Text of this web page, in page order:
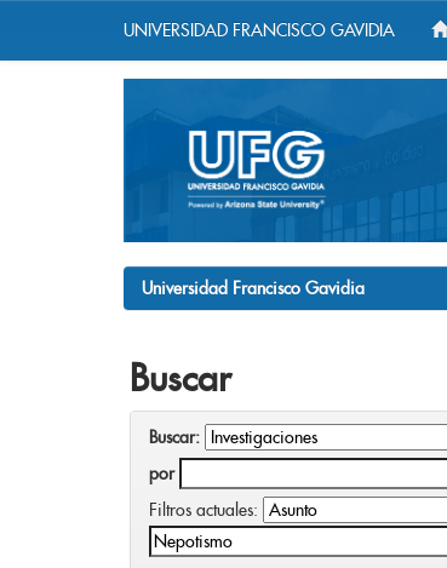
UNIVERSIDAD FRANCISCO GAVIDIA
Universidad Francisco Gavidia
Buscar
Buscar:
por
Filtros actuales: